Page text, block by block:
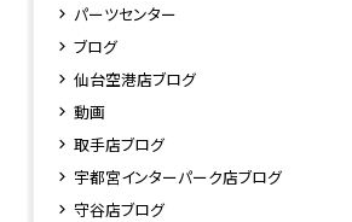
パーツセンター
ブログ
仙台空港店ブログ
動画
取手店ブログ
宇都宮インターパーク店ブログ
守谷店ブログ